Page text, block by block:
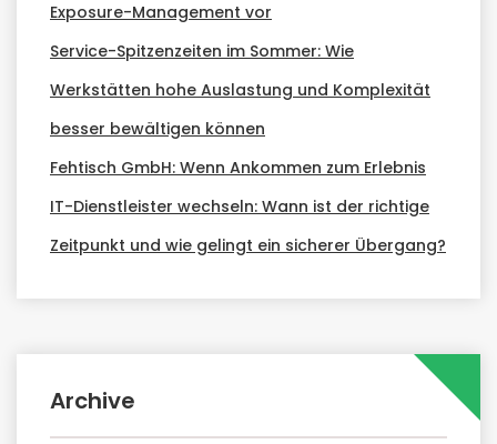
Exposure-Management vor
Service-Spitzenzeiten im Sommer: Wie
Werkstätten hohe Auslastung und Komplexität
besser bewältigen können
Fehtisch GmbH: Wenn Ankommen zum Erlebnis
IT-Dienstleister wechseln: Wann ist der richtige
Zeitpunkt und wie gelingt ein sicherer Übergang?
Archive